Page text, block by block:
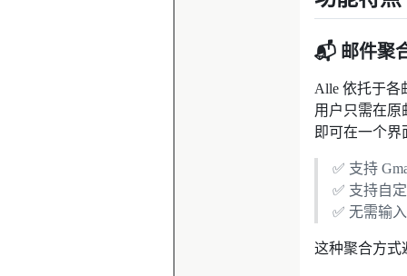
📬 邮件聚
Alle 依托于
用户只需在原
即可在一个
✅ 支持
✅ 支持自
✅ 无需输
这种聚合方式